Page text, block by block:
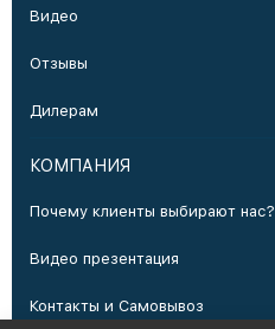
Видео
Отзывы
Дилерам
КОМПАНИЯ
Почему клиенты выбирают нас?
Видео презентация
Контакты и Самовывоз